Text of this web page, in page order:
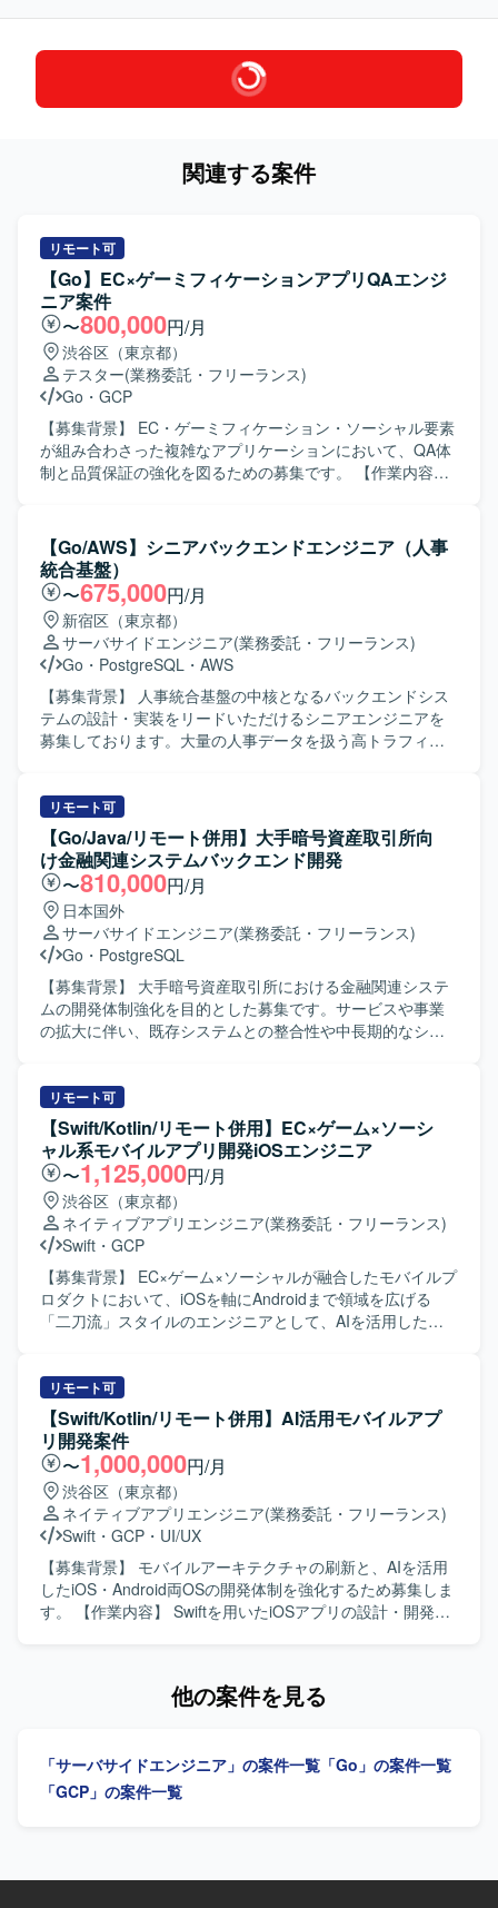
関連する案件
リモート可
【Go】EC×ゲーミフィケーションアプリQAエンジ
ニア案件
〜800,000円/月
渋谷区（東京都）
テスター(業務委託・フリーランス)
Go ・ GCP
【募集背景】 EC・ゲーミフィケーション・ソーシャル要素
が組み合わさった複雑なアプリケーションにおいて、QA体
制と品質保証の強化を図るための募集です。 【作業内容】
品質向上を担っていただきます。具体的には、マニュアル
テストを含む包括的なQA業務として、テスト計画の策定か
ら実行、レビューまでの一連の業務を行っていただきま
す。プロダクト価値を高めるために、あるべき品質の定義
と保証を行う品質戦略の策定と実行を担当いただきます。
Autifyを用いたリグレッションテストの自動化および効率化
を推進していただきます。AIを活用したテスト項目の作成
や仕様把握の効率化など、AI NativeなQAプロセスの確立に
取り組んでいただきます。仕様検討や設計段階からプロジ
ェクトに参加し、QAの観点から仕様の矛盾や考慮漏れを指
ル連携など、複雑な状態遷移を伴う機能の品質保証、大規
模トラフィックを前提とした信頼性確保、AIが大きく関与
する開発組織におけるQAプロセスの最適化といった技術課
題にも対応していただきます。 【求める人物像】 プロダク
トのミッションやビジョンに共感し、同じ志を持って挑戦
していただける方を求めています。日常に楽しさをもたら
し、新しい生活圏のカタチをつくることに関心がある方を
歓迎いたします。変化を前向きに受け入れ、自ら追い風を
起こし、成果で周囲とつながりながら、好きなことを大切
にできる方を想定しています。EC体験の可能性を感じ、
0→1、1→10、10→100、1000といった成長フェーズの変
い方に活躍いただきたいと考えています。 【ポジションの
魅力】 EC・ゲーム・ソーシャルが組み合わさったユニーク
なプロダクトに対して、AIを積極的に活用しながらQAプロ
セスの高度化に取り組むことができます。要件定義からリ
リースまでの全工程に関わることで、品質戦略の立案から
実行まで一貫して推進できる裁量の大きいポジションで
す。複雑なゲームロジックや大規模トラフィックへの対応
など、チャレンジングな技術課題に向き合いながら、プロ
ダクトの体験価値向上に直結する品質保証に携わることが
できます。高速な開発サイクルの中で、QAとしての専門性
とエンジニアリングスキルを同時に磨くことができる環境
Run、Cloud Spanner、Pub/Subなどのフルマネージドサー
ビスを活用しています。通信方式としてgRPCやProtocol
Buffersを用いた構成となっております。CI/CDにはGitHub
ActionsやCloud Buildを利用し、構成管理にはTerraformを
使用しています。モニタリングにはCloud Monitoring、
Cloud Logging、Cloud Traceを導入し、分析基盤として
BigQueryやLooker Studioを利用しています。AIやLLM関連
では各種ツールを活用し、GitHubやSlack、Notion、Figma
などを組み合わせたアジャイル開発体制を敷いておりま
す。
【Go/AWS】シニアバックエンドエンジニア（人事
統合基盤）
〜675,000円/月
新宿区（東京都）
サーバサイドエンジニア(業務委託・フリーランス)
Go ・ PostgreSQL ・ AWS
【募集背景】 人事統合基盤の中核となるバックエンドシス
テムの設計・実装をリードいただけるシニアエンジニアを
募集しております。大量の人事データを扱う高トラフィッ
のバックエンドAPI設計・実装（高トラフィック・大規模デ
ータ対応）を行っていただきます。Webhookなどの到達保
証を伴う非同期連携を含むマイクロサービス間連携の設
計・実装を担当していただきます。SQSやEventBridgeなど
を用いたメッセージキュー・イベント駆動アーキテクチャ
の導入を進めていただきます。10万件規模のCSV入出力な
ど、大量データを扱う非同期Worker構成の設計・実装を行
っていただきます。AWS環境におけるECS、RDS、
ElastiCache、SQSなどを利用したインフラ構築・運用を担
当していただきます。パフォーマンスチューニングや負荷
試験の実施、社員エンジニアへのアーキテクチャ説明や技
す。アーキテクチャの意図や設計判断をわかりやすく説
明・展開できる方を歓迎いたします。トレードオフを整理
しながら現実的な意思決定ができる方や、初期フェーズか
ら長期運用を見据えた拡張性ある設計ができる方にご参画
いただきたいと考えております。 【ポジションの魅力】 高
トラフィックかつ大量データを扱う人事統合基盤の中核シ
ステムにおいて、アーキテクチャ設計から実装、運用まで
一貫して携わることができます。マイクロサービス間連携
やイベント駆動アーキテクチャなどの先進的な技術要素を
活用しながら、長期的なプロジェクトに深く関与していた
だけます。社員エンジニアへの技術展開を通じて、組織全
され、ECS、RDS、ElastiCache、SQS、SNS、
EventBridge、Lambdaなどを利用いたします。データベー
スはRDB（PostgreSQLやAurora MySQLなど）およびRedis
を用いて構成されております。GitHub、Slack、Backlogな
どのツールを利用し、AIアシスタントとしてClaude
Code（Anthropic）を開発・業務に積極的に活用しておりま
す。
リモート可
【Go/Java/リモート併用】大手暗号資産取引所向
け金融関連システムバックエンド開発
〜810,000円/月
日本国外
サーバサイドエンジニア(業務委託・フリーランス)
Go ・ PostgreSQL
【募集背景】 大手暗号資産取引所における金融関連システ
ムの開発体制強化を目的とした募集です。サービスや事業
の拡大に伴い、既存システムとの整合性や中長期的なシス
術面から支援し、設計、技術判断、関係者調整、実装を横
断して担えるミドル〜シニアクラスのバックエンドエンジ
ニアを求めております。 【作業内容】 大手暗号資産取引所
における金融関連システムのバックエンド設計・開発を行
っていただきます。クライアントや関係部署と連携した要
件整理、要件定義を行い、ビジネス要件や金融要件から技
術要件への落とし込みを担っていただきます。既存システ
ムを踏まえたアーキテクチャや技術方針の検討、各種サー
ビスや外部システムとのAPI連携、システムの品質、性能、
可用性、信頼性の向上に取り組んでいただきます。技術課
題の発見・整理・解決、チームメンバーへの技術支援、設
ルギー量が高く前のめりで取り組める方を求めておりま
す。指示待ちではなく自ら課題を見つけて動き、不明点や
懸念点を早い段階で共有できる方を歓迎いたします。コミ
ュニケーション量が多くレスポンスが早い方、リモート環
境でも進捗や考えを適切に共有できる方、プロジェクトや
チームの成果にコミットできる方を想定しています。設計
と実装の両方に向き合い、異なる専門性を持つ関係者と建
設的に合意形成できる方、既存システムや過去の意思決定
の背景を理解しつつ現実的な改善案を考えられる方を求め
ております。金融や暗号資産領域を主体的に学ぶ意思があ
り、ブロックチェーンに興味と覚悟を持って向き合える方
に携わっていただけます。多くのユーザーや資産を扱う大
など上流工程への関与が可能で、バックエンドエンジニア
として専門性を高めながら、FinTechやWeb3領域に本気で
産、システム設計を横断した知見を身につけていただけま
リモート可
【Swift/Kotlin/リモート併用】EC×ゲーム×ソーシ
ャル系モバイルアプリ開発iOSエンジニア
〜1,125,000円/月
渋谷区（東京都）
ネイティブアプリエンジニア(業務委託・フリーランス)
Swift ・ GCP
【募集背景】 EC×ゲーム×ソーシャルが融合したモバイルプ
ロダクトにおいて、iOSを軸にAndroidまで領域を広げる
「二刀流」スタイルのエンジニアとして、AIを活用した開
QA）に加わり、仕様検討からリリース・効果分析まで一貫
してご担当いただきます。Swiftを用いたiOSアプリの設計・
開発・保守・運用を中心に、SwiftUIによるUI実装やアーキ
テクチャ設計を含めた実装・運用全般を担っていただきま
す。あわせて、Kotlinを用いたAndroidアプリ開発にも関与
し、Jetpack ComposeによるUI実装など、iOS側の知見を活
かした両OSでの開発を行っていただきます。Claudeなどの
AIツールを活用しながら実装計画の策定、コード生成、レ
ビューの効率化を進め、モバイルアーキテクチャの設計や
ドメイン分離による開発並列性向上に向けた刷新を推進し
ていただきます。また、PdM・デザイナーと連携しつつ、
に共感し、EC体験の可能性に興味をお持ちの方を求めてい
ッチします。事業や顧客に近い距離で数値やユーザーの声
を捉えながら、主体的に開発をリードしていける方を歓迎
を前提としたiOS・Android両OSの「二刀流」開発プロセス
リモート可
【Swift/Kotlin/リモート併用】AI活用モバイルアプ
リ開発案件
〜1,000,000円/月
渋谷区（東京都）
ネイティブアプリエンジニア(業務委託・フリーランス)
Swift ・ GCP ・ UI/UX
【募集背景】 モバイルアーキテクチャの刷新と、AIを活用
したiOS・Android両OSの開発体制を強化するため募集しま
す。 【作業内容】 Swiftを用いたiOSアプリの設計・開発・
リース、効果分析まで一貫して担当し、モバイルアーキテ
続けられる方を求めています。変化の速い環境で、チーム
と連携しながら成果創出に取り組める方に適したポジショ
ム・ソーシャル領域における高難度な技術課題に取り組め
他の案件を見る
「サーバサイドエンジニア」の案件一覧 「Go」の案件一覧
「GCP」の案件一覧